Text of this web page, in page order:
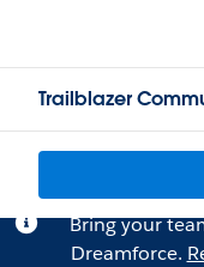
Trailblazer
Bring your
Dreamforce.